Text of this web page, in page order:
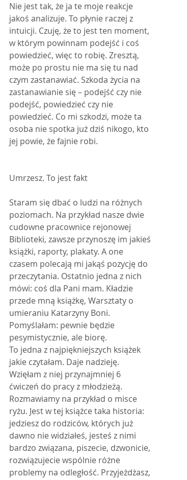
Nie jest tak, że ja te moje reakcje
jakoś analizuje. To płynie raczej z
intuicji. Czuję, że to jest ten moment,
w którym powinnam podejść i coś
powiedzieć, więc to robię. Zresztą,
może po prostu nie ma się tu nad
czym zastanawiać. Szkoda życia na
zastanawianie się – podejść czy nie
podejść, powiedzieć czy nie
powiedzieć. Co mi szkodzi, może ta
osoba nie spotka już dziś nikogo, kto
jej powie, że fajnie robi.
Umrzesz. To jest fakt
Staram się dbać o ludzi na różnych
poziomach. Na przykład nasze dwie
cudowne pracownice rejonowej
Biblioteki, zawsze przynoszę im jakieś
książki, raporty, plakaty. A one
czasem polecają mi jakąś pozycję do
przeczytania. Ostatnio jedna z nich
mówi: coś dla Pani mam. Kładzie
przede mną książkę, Warsztaty o
umieraniu Katarzyny Boni.
Pomyślałam: pewnie będzie
pesymistycznie, ale biorę.
To jedna z najpiękniejszych książek
jakie czytałam. Daje nadzieję.
Wzięłam z niej przynajmniej 6
ćwiczeń do pracy z młodzieżą.
Rozmawiamy na przykład o misce
ryżu. Jest w tej książce taka historia:
jedziesz do rodziców, których już
dawno nie widziałeś, jesteś z nimi
bardzo związana, piszecie, dzwonicie,
rozwiązujecie wspólnie różne
problemy na odległość. Przyjeżdżasz,